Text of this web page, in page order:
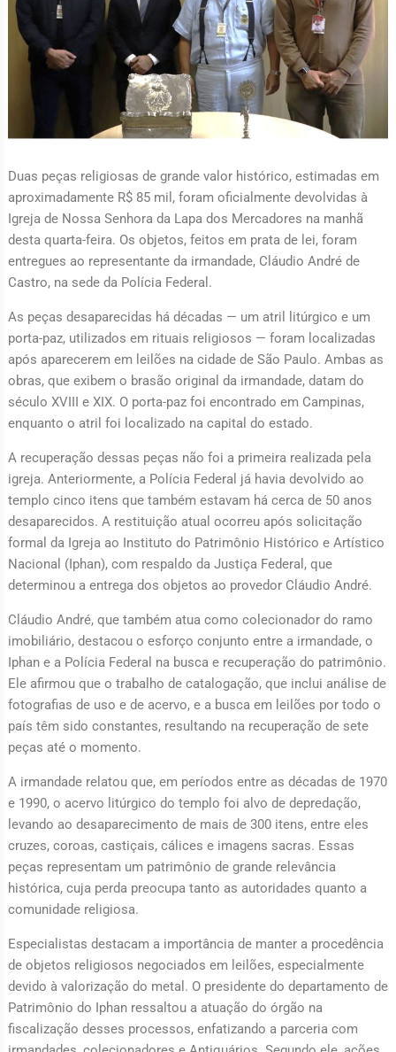
Duas peças religiosas de grande valor histórico, estimadas em
aproximadamente R$ 85 mil, foram oficialmente devolvidas à
Igreja de Nossa Senhora da Lapa dos Mercadores na manhã
desta quarta-feira. Os objetos, feitos em prata de lei, foram
entregues ao representante da irmandade, Cláudio André de
Castro, na sede da Polícia Federal.
As peças desaparecidas há décadas — um atril litúrgico e um
porta-paz, utilizados em rituais religiosos — foram localizadas
após aparecerem em leilões na cidade de São Paulo. Ambas as
obras, que exibem o brasão original da irmandade, datam do
século XVIII e XIX. O porta-paz foi encontrado em Campinas,
enquanto o atril foi localizado na capital do estado.
A recuperação dessas peças não foi a primeira realizada pela
igreja. Anteriormente, a Polícia Federal já havia devolvido ao
templo cinco itens que também estavam há cerca de 50 anos
desaparecidos. A restituição atual ocorreu após solicitação
formal da Igreja ao Instituto do Patrimônio Histórico e Artístico
Nacional (Iphan), com respaldo da Justiça Federal, que
determinou a entrega dos objetos ao provedor Cláudio André.
Cláudio André, que também atua como colecionador do ramo
imobiliário, destacou o esforço conjunto entre a irmandade, o
Iphan e a Polícia Federal na busca e recuperação do patrimônio.
Ele afirmou que o trabalho de catalogação, que inclui análise de
fotografias de uso e de acervo, e a busca em leilões por todo o
país têm sido constantes, resultando na recuperação de sete
peças até o momento.
A irmandade relatou que, em períodos entre as décadas de 1970
e 1990, o acervo litúrgico do templo foi alvo de depredação,
levando ao desaparecimento de mais de 300 itens, entre eles
cruzes, coroas, castiçais, cálices e imagens sacras. Essas
peças representam um patrimônio de grande relevância
histórica, cuja perda preocupa tanto as autoridades quanto a
comunidade religiosa.
Especialistas destacam a importância de manter a procedência
de objetos religiosos negociados em leilões, especialmente
devido à valorização do metal. O presidente do departamento de
Patrimônio do Iphan ressaltou a atuação do órgão na
fiscalização desses processos, enfatizando a parceria com